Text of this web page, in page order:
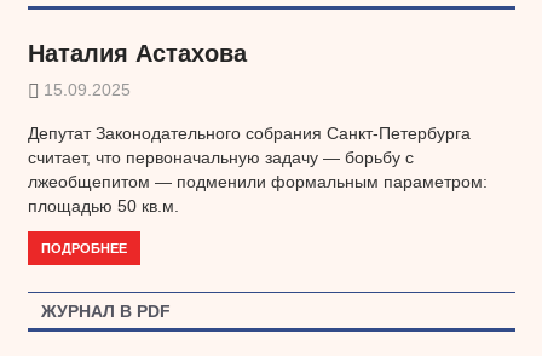
Наталия Астахова
15.09.2025
Депутат Законодательного собрания Санкт-Петербурга
считает, что первоначальную задачу — борьбу с
лжеобщепитом — подменили формальным параметром:
площадью 50 кв.м.
ПОДРОБНЕЕ
ЖУРНАЛ В PDF